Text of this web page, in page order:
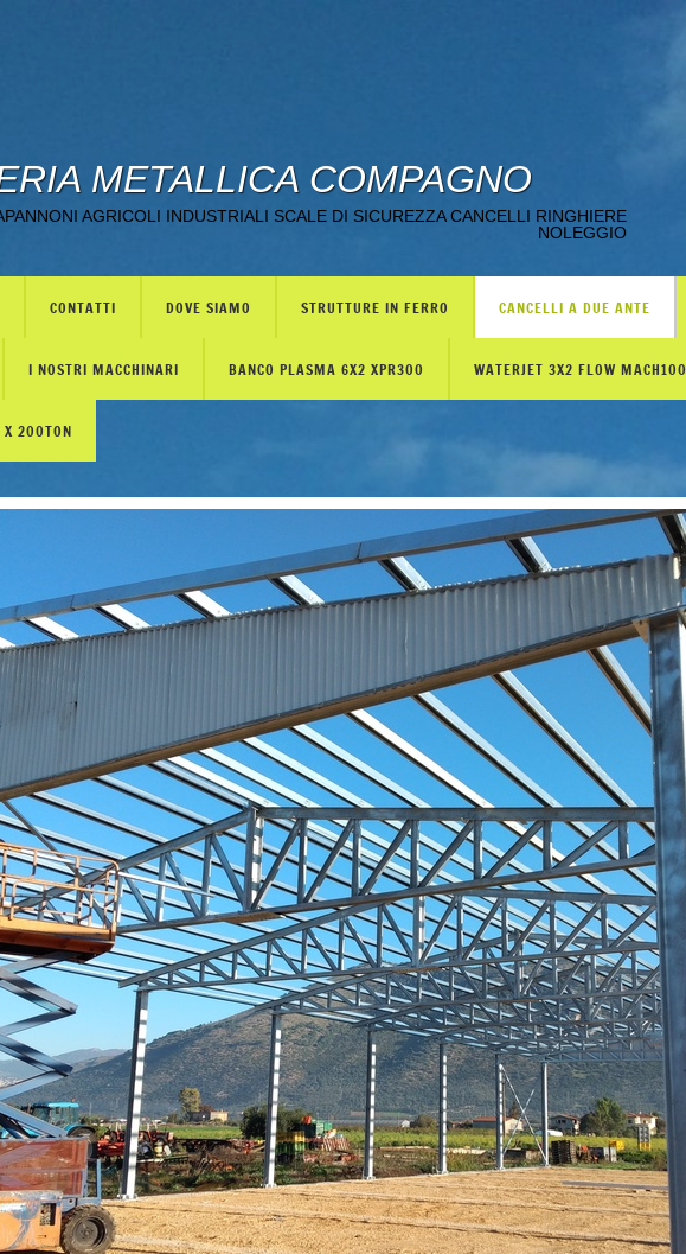
METALLICA COMPAGNO
AGRICOLI INDUSTRIALI SCALE DI SICUREZZA CANCELLI RINGHIERE
NOLEGGIO
CONTATTI DOVE SIAMO STRUTTURE IN FERRO CANCELLI A DUE ANTE
I NOSTRI MACCHINARI BANCO PLASMA 6X2 XPR300 WATERJET 3X2 FLOW MACH100
X 200TON